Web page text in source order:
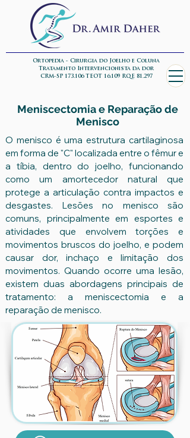
Ortopedia - Cirurgia do Joelho e Coluna
Tratamento Intervencionista da dor
CRM-SP 173.106 TEOT 16.109 RQE 81.297
Meniscectomia e Reparação de
Menisco
O menisco é uma estrutura cartilaginosa
em forma de "C" localizada entre o fêmur e
a tíbia, dentro do joelho, funcionando
como um amortecedor natural que
protege a articulação contra impactos e
desgastes. Lesões no menisco são
comuns, principalmente em esportes e
atividades que envolvem torções e
movimentos bruscos do joelho, e podem
causar dor, inchaço e limitação dos
movimentos. Quando ocorre uma lesão,
existem duas abordagens principais de
tratamento: a meniscectomia e a
reparação de menisco.